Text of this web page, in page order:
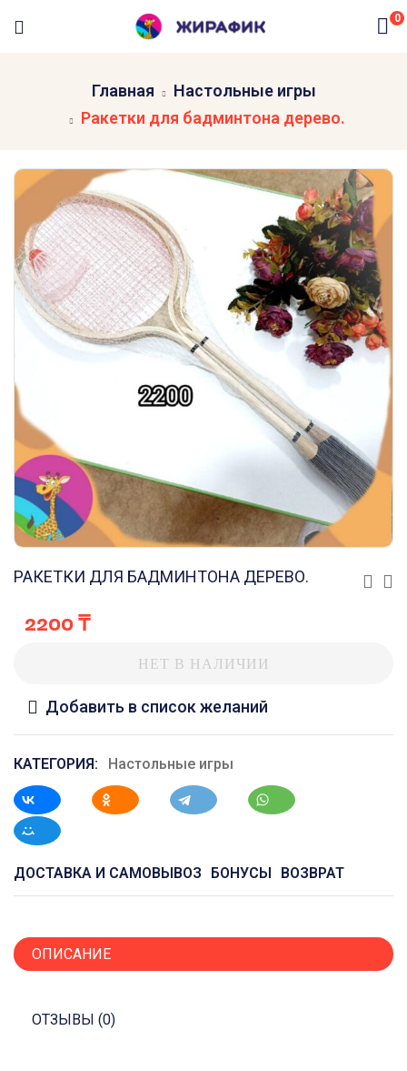
0
Главная
Настольные игры
Ракетки для бадминтона дерево.
РАКЕТКИ ДЛЯ БАДМИНТОНА ДЕРЕВО.
2200₸
НЕТ В НАЛИЧИИ
Добавить в список желаний
КАТЕГОРИЯ: Настольные игры
ДОСТАВКА И САМОВЫВОЗ БОНУСЫ ВОЗВРАТ
ОПИСАНИЕ
ОТЗЫВЫ (0)